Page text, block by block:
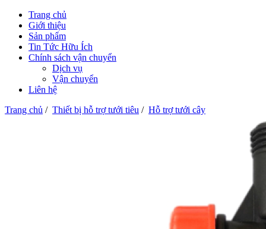
Trang chủ
Giới thiệu
Sản phẩm
Tin Tức Hữu Ích
Chính sách vận chuyển
Dịch vụ
Vận chuyển
Liên hệ
Trang chủ / Thiết bị hỗ trợ tưới tiêu / Hỗ trợ tưới cây